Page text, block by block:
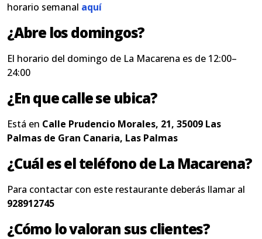
horario semanal aquí
¿Abre los domingos?
El horario del domingo de La Macarena es de 12:00–
24:00
¿En que calle se ubica?
Está en Calle Prudencio Morales, 21, 35009 Las
Palmas de Gran Canaria, Las Palmas
¿Cuál es el teléfono de La Macarena?
Para contactar con este restaurante deberás llamar al
928912745
¿Cómo lo valoran sus clientes?